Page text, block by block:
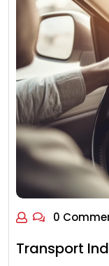
0
Transport